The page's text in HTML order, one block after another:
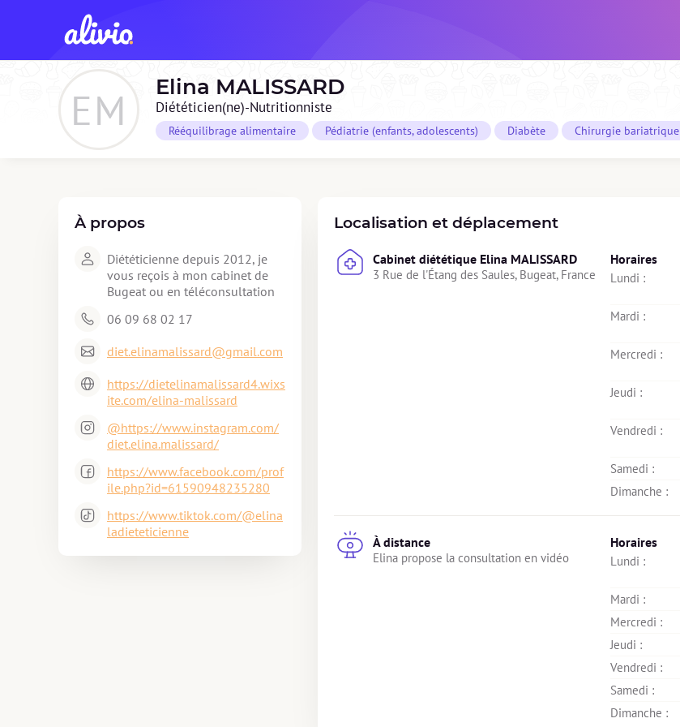
EM Elina MALISSARD
Diététicien(ne)-Nutritionniste
Rééquilibrage alimentaire Pédiatrie (enfants, adolescents) Diabète Chirurgie bariatrique
À propos
Diététicienne depuis 2012, je
vous reçois à mon cabinet de
Bugeat ou en téléconsultation
06 09 68 02 17
diet.elinamalissard@gmail.com
https://dietelinamalissard4.wixs
ite.com/elina-malissard
@https://www.instagram.com/
diet.elina.malissard/
https://www.facebook.com/prof
ile.php?id=61590948235280
https://www.tiktok.com/@elina
ladieteticienne
Localisation et déplacement
Cabinet diététique Elina MALISSARD
3 Rue de l'Étang des Saules, Bugeat, France
Horaires
Lundi :
Mardi :
Mercredi :
Jeudi :
Vendredi :
Samedi :
Dimanche :
À distance
Elina propose la consultation en vidéo
Horaires
Lundi :
Mardi :
Mercredi :
Jeudi :
Vendredi :
Samedi :
Dimanche :